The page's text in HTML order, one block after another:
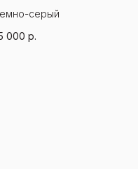
серый
000 р.